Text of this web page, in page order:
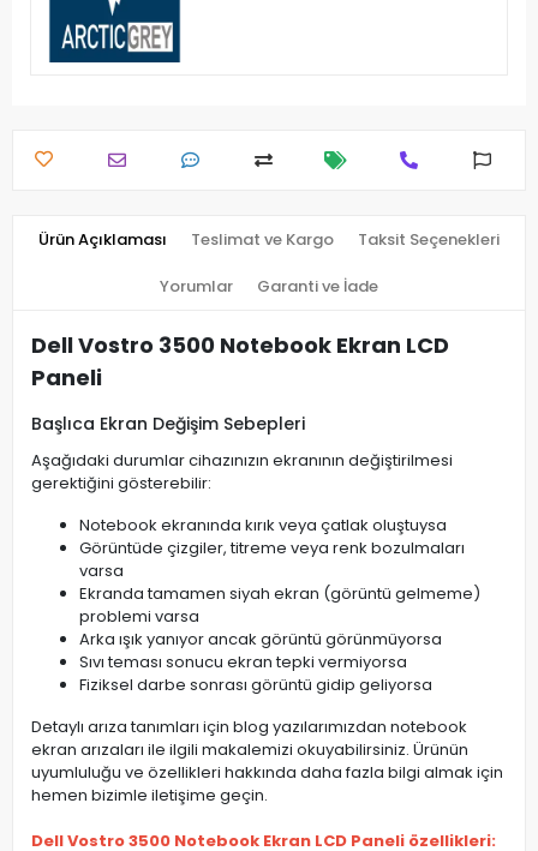
Ürün Açıklaması Teslimat ve Kargo Taksit Seçenekleri
Yorumlar Garanti ve İade
Dell Vostro 3500 Notebook Ekran LCD
Paneli
Başlıca Ekran Değişim Sebepleri
Aşağıdaki durumlar cihazınızın ekranının değiştirilmesi
gerektiğini gösterebilir:
Notebook ekranında kırık veya çatlak oluştuysa
Görüntüde çizgiler, titreme veya renk bozulmaları
varsa
Ekranda tamamen siyah ekran (görüntü gelmeme)
problemi varsa
Arka ışık yanıyor ancak görüntü görünmüyorsa
Sıvı teması sonucu ekran tepki vermiyorsa
Fiziksel darbe sonrası görüntü gidip geliyorsa
Detaylı arıza tanımları için blog yazılarımızdan notebook
ekran arızaları ile ilgili makalemizi okuyabilirsiniz. Ürünün
uyumluluğu ve özellikleri hakkında daha fazla bilgi almak için
hemen bizimle iletişime geçin.
Dell Vostro 3500 Notebook Ekran LCD Paneli özellikleri: